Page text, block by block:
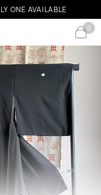
ONE AVAILABLE
0